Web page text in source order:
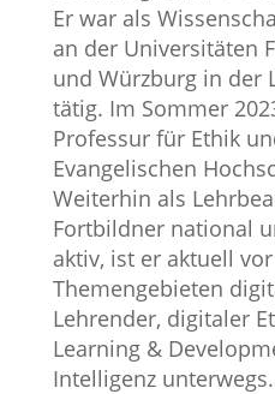
Er war als
an der Universitäten
und Würzburg in der
tätig. Im Sommer
Professur für Ethik
Evangelischen
Weiterhin als
Fortbildner national
aktiv, ist er aktuell
Themengebieten
Lehrender, digitaler
Learning &
Intelligenz unterwegs.